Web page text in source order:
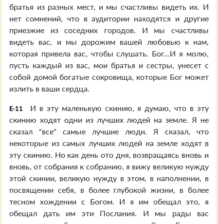
братья из разных мест, и мы счастливы видеть их. И
нет сомнений, что в аудитории находятся и другие
приезжие из соседних городов. И мы счастливы
видеть вас, и мы дорожим вашей любовью к нам,
которая привела вас, чтобы слушать. Бог...И я молю,
пусть каждый из вас, мои братья и сестры, унесет с
собой домой богатые сокровища, которые Бог может
излить в ваши сердца.
E-11
И в эту маленькую скинию, я думаю, что в эту
скинию ходят одни из лучших людей на земле. Я не
сказал "все" самые лучшие люди. Я сказал, что
некоторые из самых лучших людей на земле ходят в
эту скинию. Но как день ото дня, возвращаясь вновь и
вновь, от собрания к собранию, я вижу великую нужду
этой скинии, великую нужду в этом, в наполнении, в
посвящении себя, в более глубокой жизни, в более
тесном хождении с Богом. И я им обещал это, я
обещал дать им эти Послания. И мы рады вас